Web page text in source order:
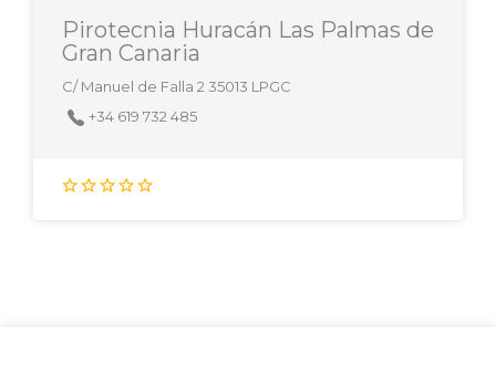
Pirotecnia Huracán Las Palmas de
Gran Canaria
C/ Manuel de Falla 2 35013 LPGC
+34 619 732 485